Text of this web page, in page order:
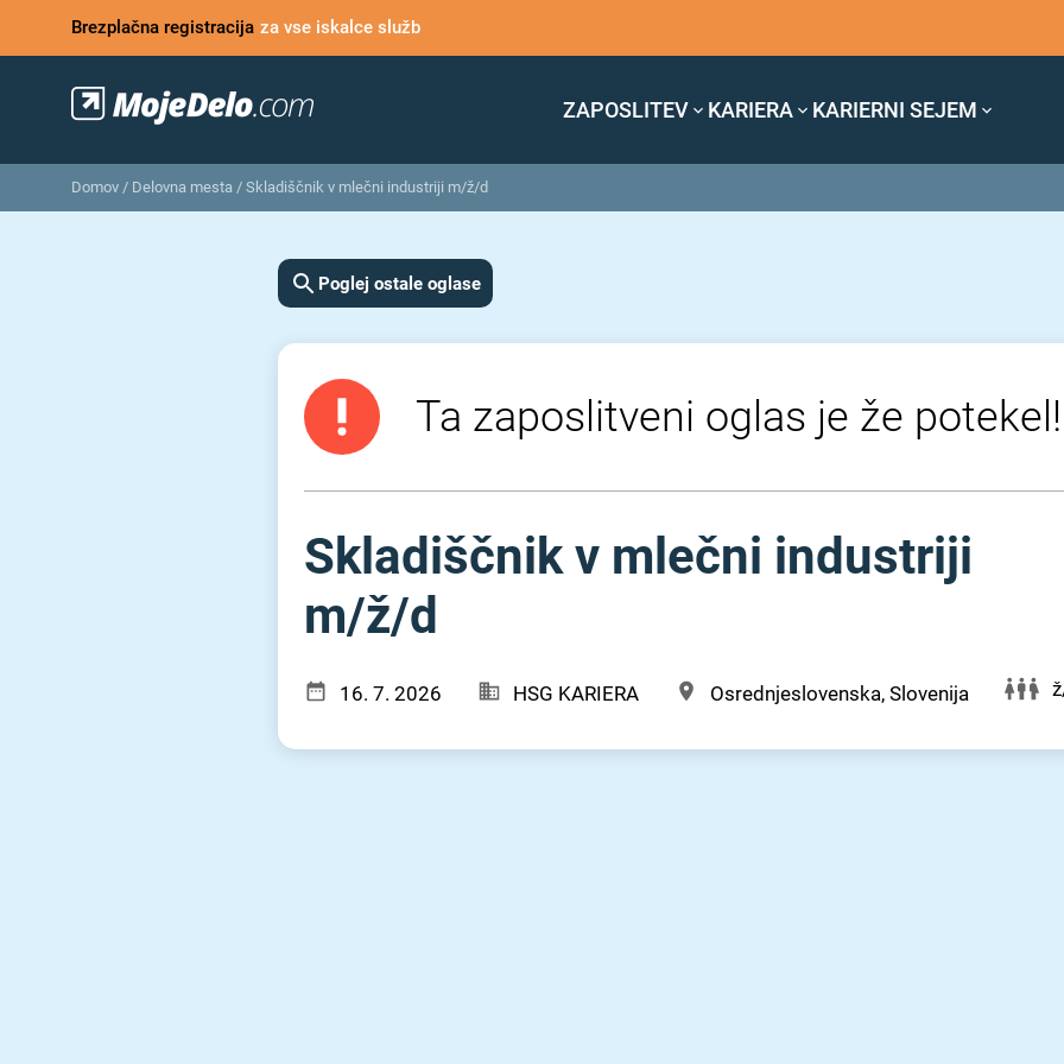
Brezplačna registracija za vse iskalce služb
ZAPOSLITEV KARIERA KARIERNI SEJEM
Domov / Delovna mesta / Skladiščnik v mlečni industriji m/ž/d
Poglej ostale oglase
Ta zaposlitveni oglas je že potekel!
Skladiščnik v mlečni industriji
m⁠/⁠ž⁠/⁠d
16. 7. 2026 HSG KARIERA Osrednjeslovenska, Slovenija